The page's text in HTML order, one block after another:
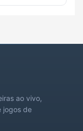
ao vivo,
jogos de